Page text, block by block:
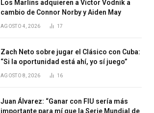
Los Marlins adquieren a Victor Vodnik a
cambio de Connor Norby y Aiden May
AGOSTO 4, 2026 17
Zach Neto sobre jugar el Clásico con Cuba:
“Si la oportunidad está ahí, yo sí juego”
AGOSTO 8, 2026 16
Juan Álvarez: “Ganar con FIU sería más
importante para mí que la Serie Mundial de